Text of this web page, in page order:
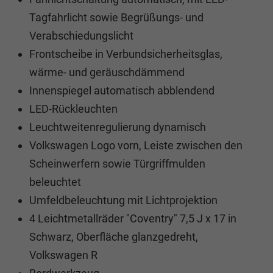
Tagfahrlicht sowie Begrüßungs- und
Verabschiedungslicht
Frontscheibe in Verbundsicherheitsglas,
wärme- und geräuschdämmend
Innenspiegel automatisch abblendend
LED-Rückleuchten
Leuchtweitenregulierung dynamisch
Volkswagen Logo vorn, Leiste zwischen den
Scheinwerfern sowie Türgriffmulden
beleuchtet
Umfeldbeleuchtung mit Lichtprojektion
4 Leichtmetallräder "Coventry" 7,5 J x 17 in
Schwarz, Oberfläche glanzgedreht,
Volkswagen R